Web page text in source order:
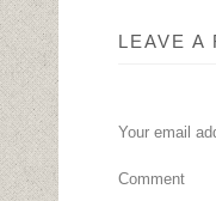
LEAVE A
Your email
Comment